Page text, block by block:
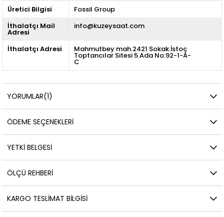
Üretici Bilgisi
Fossil Group
İthalatçı Mail
Adresi
info@kuzeysaat.com
İthalatçı Adresi Mahmutbey mah.2421 Sokak.İstoç
Toptancılar Sitesi 5.Ada No:92-1-A-
C
YORUMLAR(1)
ÖDEME SEÇENEKLERI
YETKİ BELGESİ
ÖLÇÜ REHBERI
KARGO TESLIMAT BILGISI